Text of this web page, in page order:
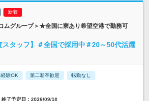
ムグループ＞★全国に寮あり希望空港で勤務可
スタッフ】＃全国で採用中＃20～50代活躍
験OK 第二新卒歓迎 転勤なし
了予定日：2026/09/10